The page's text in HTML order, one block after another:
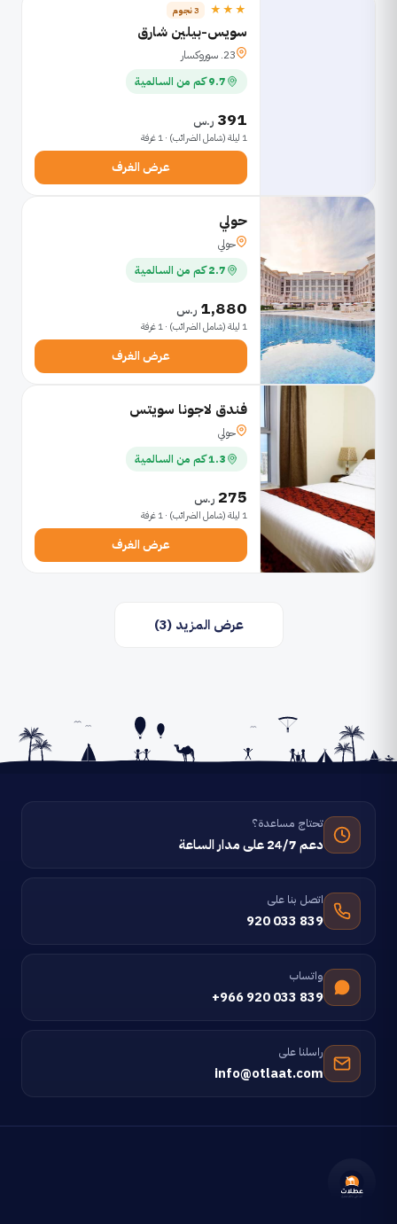
★★★ 3 نجوم
سويس-بيلين شارق
23. سوروكسار
9.7 كم من السالمية
391 ر.س
1 ليلة (شامل الضرائب) · 1 غرفة
عرض الغرف
حولي
حولي
2.7 كم من السالمية
1,880 ر.س
1 ليلة (شامل الضرائب) · 1 غرفة
عرض الغرف
فندق لاجونا سويتس
حولي
1.3 كم من السالمية
275 ر.س
1 ليلة (شامل الضرائب) · 1 غرفة
عرض الغرف
عرض المزيد (3)
تحتاج مساعدة؟
دعم 24/7 على مدار الساعة
اتصل بنا على
920 033 839
واتساب
+966 920 033 839
راسلنا على
info@otlaat.com